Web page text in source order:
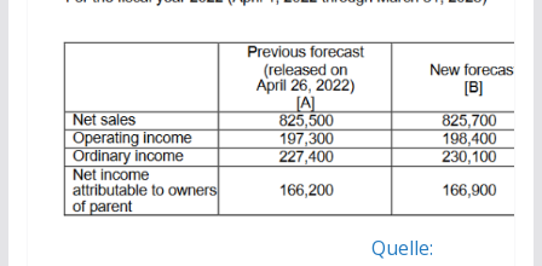
Quelle: